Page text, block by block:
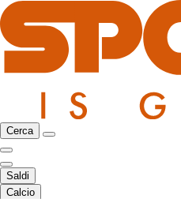
Cerca
Saldi
Calcio